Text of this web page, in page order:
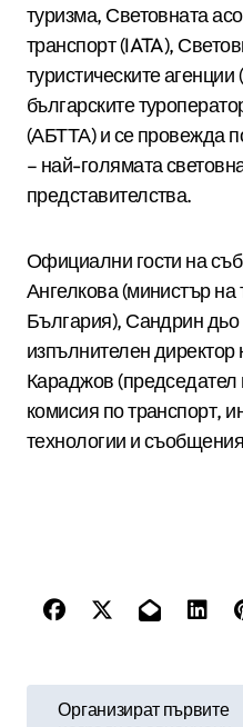
туризма, Световната
транспорт (IATA),
туристическите
българските
(АБТТА) и се провежда
– най-голямата
представителства.
Официални гости на
Ангелкова (министър на
България), Сандрин
изпълнителен директор
Караджов
комисия по транспорт,
технологии и
Организират първите